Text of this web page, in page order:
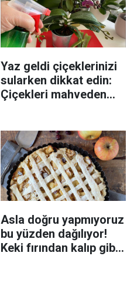
Yaz geldi çiçeklerinizi
sularken dikkat edin:
Çiçekleri mahveden
Asla doğru yapmıyoruz
bu yüzden dağılıyor!
Keki fırından kalıp gibi